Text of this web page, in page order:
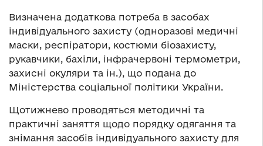
Визначена додаткова потреба в засобах
індивідуального захисту (одноразові медичні
маски, респіратори, костюми біозахисту,
рукавчики, бахіли, інфрачервоні термометри,
захисні окуляри та ін.), що подана до
Міністерства соціальної політики України.
Щотижнево проводяться методичні та
практичні заняття щодо порядку одягання та
знімання засобів індивідуального захисту для